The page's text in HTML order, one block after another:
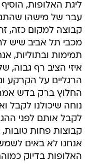
ליגת האלופות,
עבר של מישהו
קבוצה למקום כזה,
מכבי תל אביב שיש
תמימות ובתוליות,
איזי הציב רף גבוה,
הרגליים על הקרקע
החלוץ ברק בדש
נוחה שיכולנו לקבל
לקבל אותם לפני
קבוצות פחות
אנחנו לא באים
האלופות בדיוק